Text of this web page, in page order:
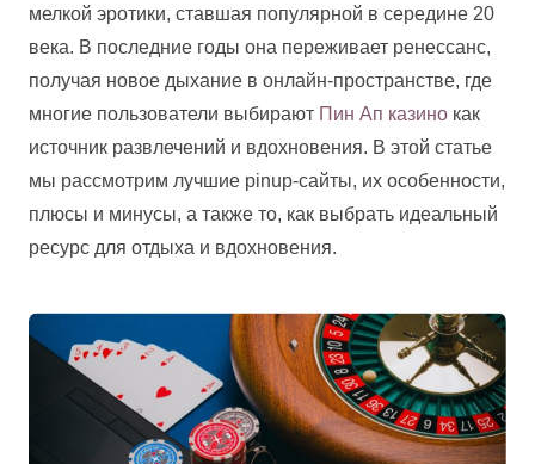
мелкой эротики, ставшая популярной в середине 20
века. В последние годы она переживает ренессанс,
получая новое дыхание в онлайн-пространстве, где
многие пользователи выбирают Пин Ап казино как
источник развлечений и вдохновения. В этой статье
мы рассмотрим лучшие pinup-сайты, их особенности,
плюсы и минусы, а также то, как выбрать идеальный
ресурс для отдыха и вдохновения.